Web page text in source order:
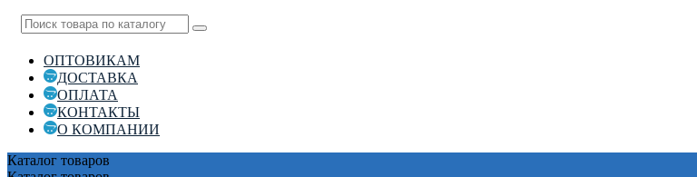
ОПТОВИКАМ
ДОСТАВКА
ОПЛАТА
КОНТАКТЫ
О КОМПАНИИ
Каталог товаров